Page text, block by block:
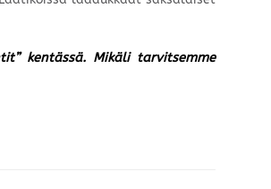
kentässä. Mikäli tarvitsemme